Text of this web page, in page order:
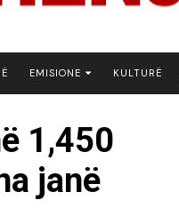
EMISIONE
BOTA NE FOKUS
EKONOMIKS
EMISION DEBATIV
KULTURË
1,450
janë